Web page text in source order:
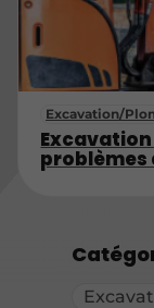
Excavation/